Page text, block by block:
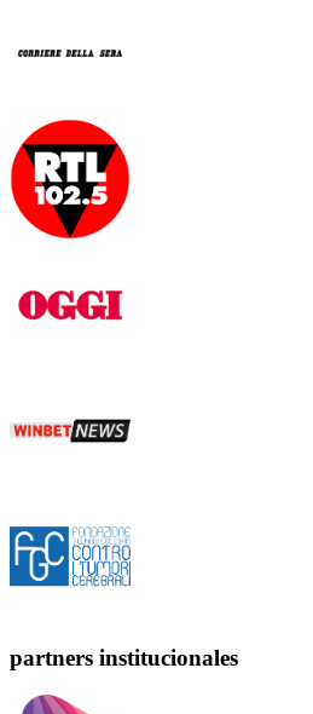
partners institucionales